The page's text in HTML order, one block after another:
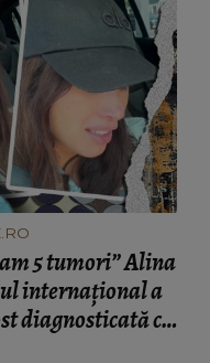
5 tumori” Alina
internațional a
diagnosticată cu